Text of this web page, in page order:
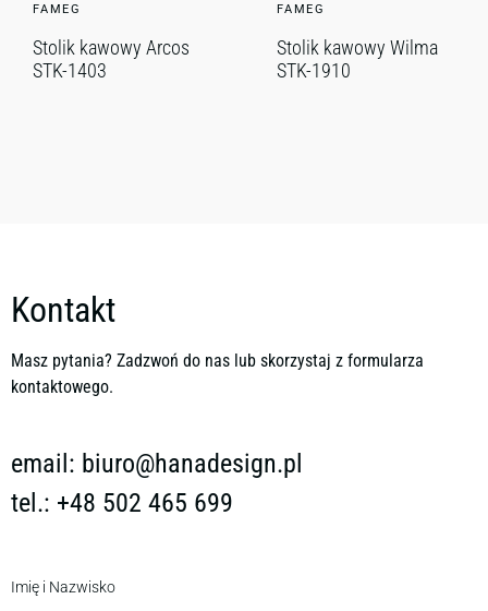
FAMEG
Stolik kawowy Arcos
STK-1403
FAMEG
Stolik kawowy Wilma
STK-1910
Kontakt
Masz pytania? Zadzwoń do nas lub skorzystaj z formularza
kontaktowego.
email: biuro@hanadesign.pl
tel.: +48 502 465 699